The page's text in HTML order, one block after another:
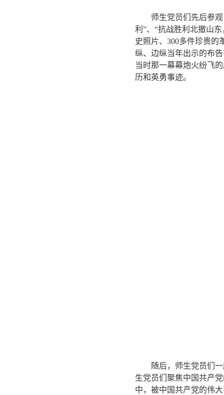
师生党员们先后参
利”、“抗战胜利北撤山
史照片、300多件珍贵
纵、边纵当年出示的布
当时那一幕幕炮火纷飞
历和英勇事迹。
随后，师生党员们
生党员们聚焦中国共产
中，被中国共产党的伟